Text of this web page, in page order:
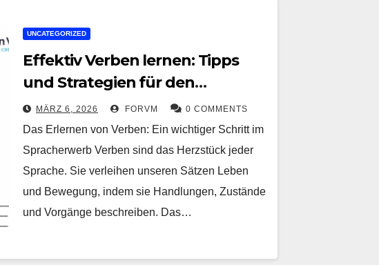
UNCATEGORIZED
Effektiv Verben lernen: Tipps
und Strategien für den
Spracherwerb
MÄRZ 6, 2026 FORVM 0 COMMENTS
Das Erlernen von Verben: Ein wichtiger Schritt im
Spracherwerb Verben sind das Herzstück jeder
Sprache. Sie verleihen unseren Sätzen Leben
und Bewegung, indem sie Handlungen, Zustände
und Vorgänge beschreiben. Das…